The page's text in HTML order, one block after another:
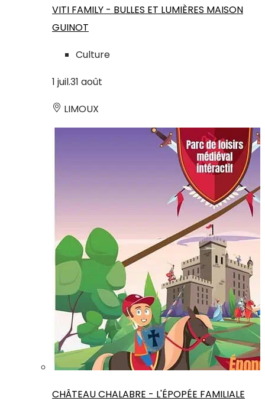
VITI FAMILY - BULLES ET LUMIÈRES MAISON
GUINOT
Culture
1 juil.31 août
LIMOUX
CHÂTEAU CHALABRE - L'ÉPOPÉE FAMILIALE